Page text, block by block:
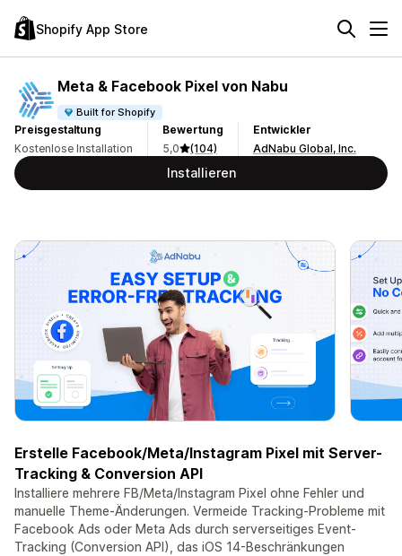
Shopify App Store
Meta & Facebook Pixel von Nabu
Built for Shopify
Preisgestaltung
Kostenlose Installation
Bewertung
5,0
(104)
Entwickler
AdNabu Global, Inc.
Installieren
Erstelle Facebook/Meta/Instagram Pixel mit Server-
Tracking & Conversion API
Installiere mehrere FB/Meta/Instagram Pixel ohne Fehler und
manuelle Theme-Änderungen. Vermeide Tracking-Probleme mit
Facebook Ads oder Meta Ads durch serverseitiges Event-
Tracking (Conversion API), das iOS 14-Beschränkungen